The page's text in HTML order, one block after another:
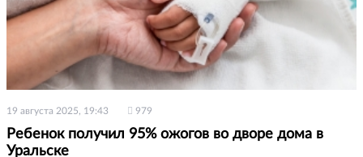
19 августа 2025, 19:43 979
Ребенок получил 95% ожогов во дворе дома в
Уральске